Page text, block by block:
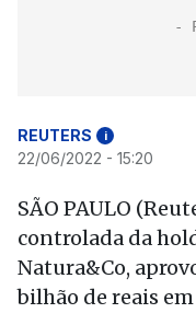
REUTERS i
22/06/2022 - 15:20
SÃO PAULO
controlada da
Natura&Co,
bilhão de reais